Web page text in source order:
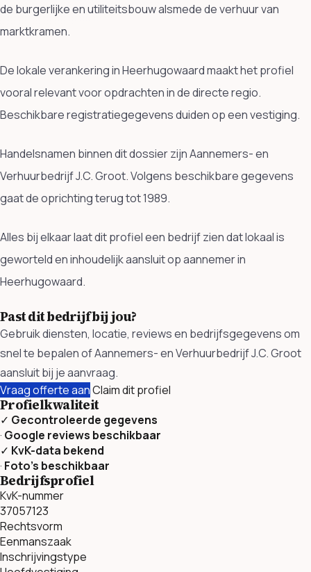
de burgerlijke en utiliteitsbouw alsmede de verhuur van
marktkramen.
De lokale verankering in Heerhugowaard maakt het profiel
vooral relevant voor opdrachten in de directe regio.
Beschikbare registratiegegevens duiden op een vestiging.
Handelsnamen binnen dit dossier zijn Aannemers- en
Verhuurbedrijf J.C. Groot. Volgens beschikbare gegevens
gaat de oprichting terug tot 1989.
Alles bij elkaar laat dit profiel een bedrijf zien dat lokaal is
geworteld en inhoudelijk aansluit op aannemer in
Heerhugowaard.
Past dit bedrijf bij jou?
Gebruik diensten, locatie, reviews en bedrijfsgegevens om
snel te bepalen of Aannemers- en Verhuurbedrijf J.C. Groot
aansluit bij je aanvraag.
Vraag offerte aanClaim dit profiel
Profielkwaliteit
✓ Gecontroleerde gegevens
· Google reviews beschikbaar
✓ KvK-data bekend
· Foto’s beschikbaar
Bedrijfsprofiel
KvK-nummer
37057123
Rechtsvorm
Eenmanszaak
Inschrijvingstype